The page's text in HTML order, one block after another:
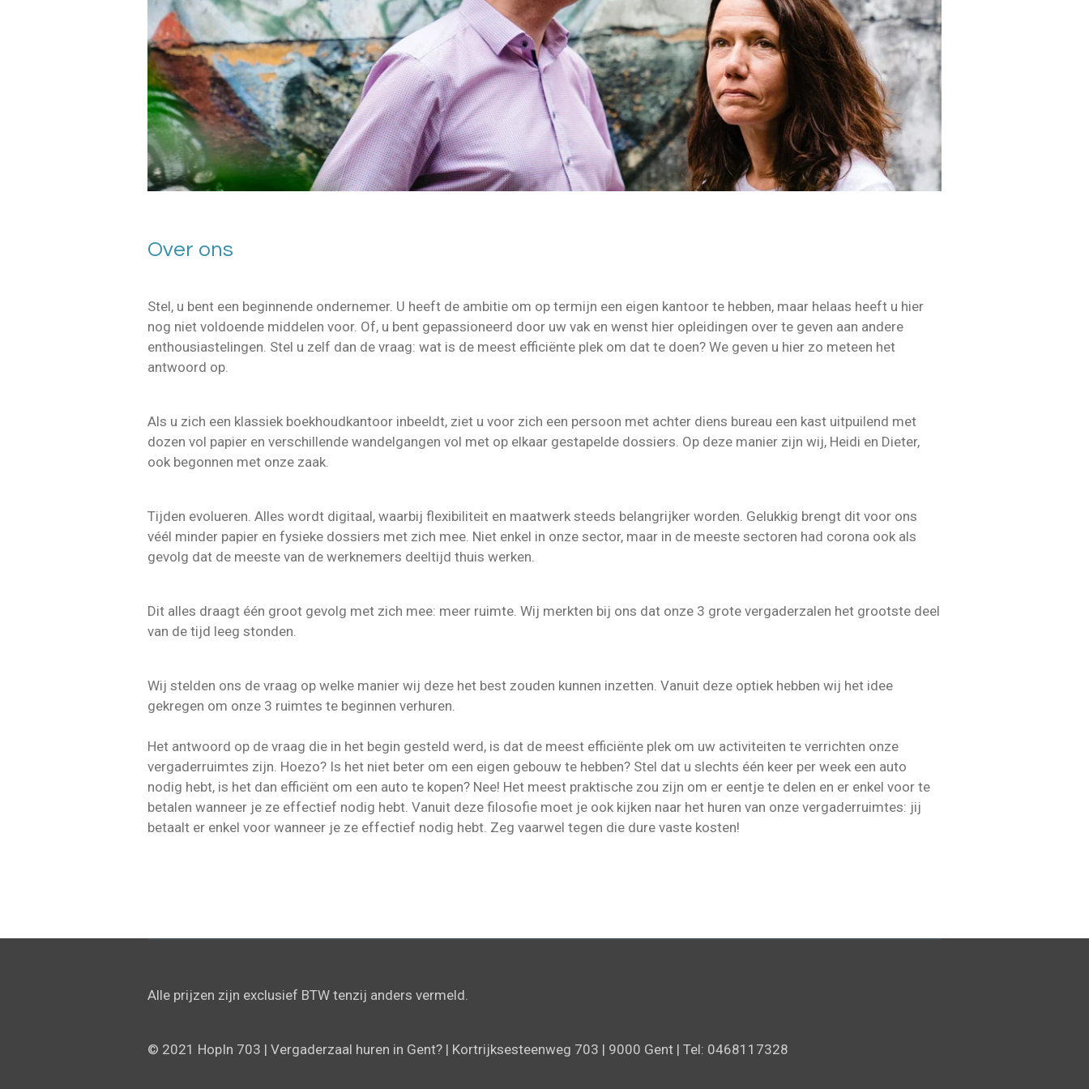
Over ons
Stel, u bent een beginnende ondernemer. U heeft de ambitie om op termijn een eigen kantoor te hebben, maar helaas heeft u hier
nog niet voldoende middelen voor. Of, u bent gepassioneerd door uw vak en wenst hier opleidingen over te geven aan andere
enthousiastelingen. Stel u zelf dan de vraag: wat is de meest efficiënte plek om dat te doen? We geven u hier zo meteen het
antwoord op.
Als u zich een klassiek boekhoudkantoor inbeeldt, ziet u voor zich een persoon met achter diens bureau een kast uitpuilend met
dozen vol papier en verschillende wandelgangen vol met op elkaar gestapelde dossiers. Op deze manier zijn wij, Heidi en Dieter,
ook begonnen met onze zaak.
Tijden evolueren. Alles wordt digitaal, waarbij flexibiliteit en maatwerk steeds belangrijker worden. Gelukkig brengt dit voor ons
véél minder papier en fysieke dossiers met zich mee. Niet enkel in onze sector, maar in de meeste sectoren had corona ook als
gevolg dat de meeste van de werknemers deeltijd thuis werken.
Dit alles draagt één groot gevolg met zich mee: meer ruimte. Wij merkten bij ons dat onze 3 grote vergaderzalen het grootste deel
van de tijd leeg stonden.
Wij stelden ons de vraag op welke manier wij deze het best zouden kunnen inzetten. Vanuit deze optiek hebben wij het idee
gekregen om onze 3 ruimtes te beginnen verhuren.
Het antwoord op de vraag die in het begin gesteld werd, is dat de meest efficiënte plek om uw activiteiten te verrichten onze
vergaderruimtes zijn. Hoezo? Is het niet beter om een eigen gebouw te hebben? Stel dat u slechts één keer per week een auto
nodig hebt, is het dan efficiënt om een auto te kopen? Nee! Het meest praktische zou zijn om er eentje te delen en er enkel voor te
betalen wanneer je ze effectief nodig hebt. Vanuit deze filosofie moet je ook kijken naar het huren van onze vergaderruimtes: jij
betaalt er enkel voor wanneer je ze effectief nodig hebt. Zeg vaarwel tegen die dure vaste kosten!
Alle prijzen zijn exclusief BTW tenzij anders vermeld.
© 2021 HopIn 703 | Vergaderzaal huren in Gent? | Kortrijksesteenweg 703 | 9000 Gent | Tel: 0468117328